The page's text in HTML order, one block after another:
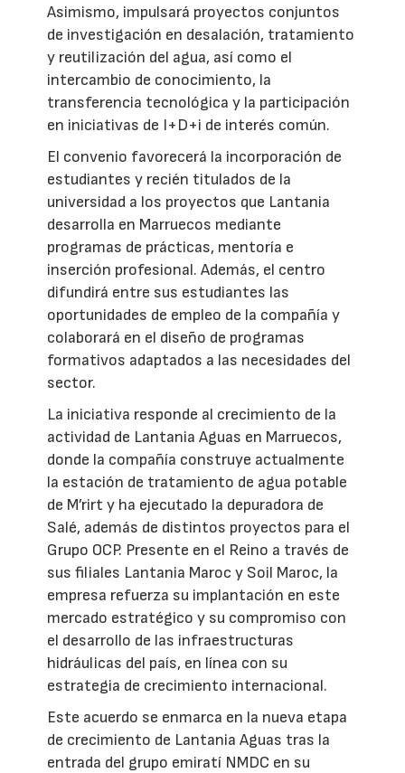
Asimismo, impulsará proyectos conjuntos
de investigación en desalación, tratamiento
y reutilización del agua, así como el
intercambio de conocimiento, la
transferencia tecnológica y la participación
en iniciativas de I+D+i de interés común.
El convenio favorecerá la incorporación de
estudiantes y recién titulados de la
universidad a los proyectos que Lantania
desarrolla en Marruecos mediante
programas de prácticas, mentoría e
inserción profesional. Además, el centro
difundirá entre sus estudiantes las
oportunidades de empleo de la compañía y
colaborará en el diseño de programas
formativos adaptados a las necesidades del
sector.
La iniciativa responde al crecimiento de la
actividad de Lantania Aguas en Marruecos,
donde la compañía construye actualmente
la estación de tratamiento de agua potable
de M’rirt y ha ejecutado la depuradora de
Salé, además de distintos proyectos para el
Grupo OCP. Presente en el Reino a través de
sus filiales Lantania Maroc y Soil Maroc, la
empresa refuerza su implantación en este
mercado estratégico y su compromiso con
el desarrollo de las infraestructuras
hidráulicas del país, en línea con su
estrategia de crecimiento internacional.
Este acuerdo se enmarca en la nueva etapa
de crecimiento de Lantania Aguas tras la
entrada del grupo emiratí NMDC en su